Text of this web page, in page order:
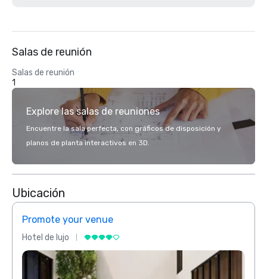
Salas de reunión
Salas de reunión
1
Explore las salas de reuniones
Encuentre la sala perfecta, con gráficos de disposición y
planos de planta interactivos en 3D.
Ubicación
Promote your venue
Hotel de lujo